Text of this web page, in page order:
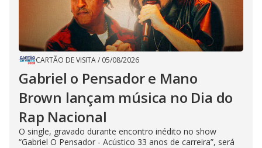
CARTÃO DE VISITA/ 05/08/2026
Gabriel o Pensador e Mano
Brown lançam música no Dia do
Rap Nacional
O single, gravado durante encontro inédito no show
“Gabriel O Pensador - Acústico 33 anos de carreira”, será